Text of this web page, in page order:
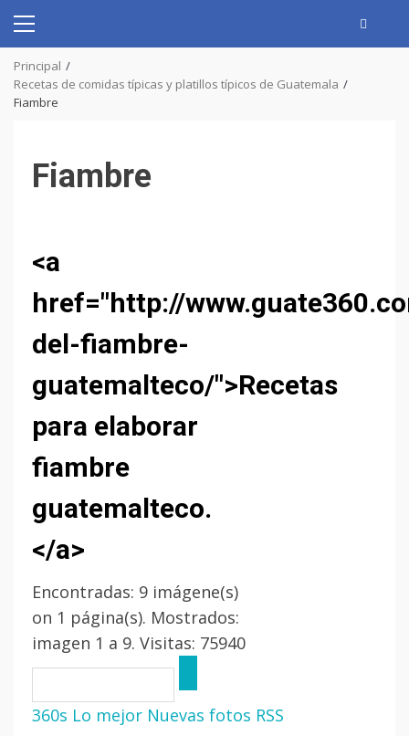
Primary
Principal
Recetas de comidas típicas y platillos típicos de Guatemala
Fiambre
Fiambre
<a
href="http://
del-fiambre-
guatemalteco/">Recetas
para elaborar
fiambre
guatemalteco.
</a>
Encontradas: 9 imágene(s)
on 1 página(s). Mostrados:
imagen 1 a 9. Visitas: 75940
360s Lo mejor Nuevas fotos RSS